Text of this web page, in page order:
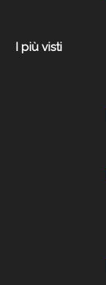
I più visti